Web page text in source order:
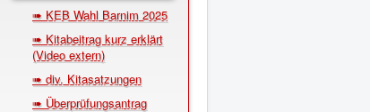
➠ KEB Wahl Barnim 2025
➠ Kitabeitrag kurz erklärt
(Video extern)
➠ div. Kitasatzungen
➠ Überprüfungsantrag